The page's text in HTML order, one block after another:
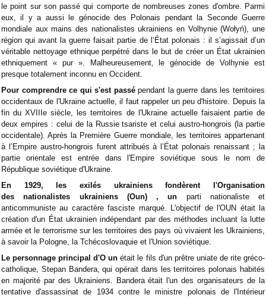
le point sur son passé qui comporte de nombreuses zones d'ombre. Parmi
eux, il y a aussi le génocide des Polonais pendant la Seconde Guerre
mondiale aux mains des nationalistes ukrainiens en Volhynie (Wołyń), une
région qui avant la guerre faisait partie de l’État polonais : il s’agissait d’un
véritable nettoyage ethnique perpétré dans le but de créer un État ukrainien
ethniquement « pur ». Malheureusement, le génocide de Volhynie est
presque totalement inconnu en Occident.
Pour comprendre ce qui s'est passépendant la guerre dans les territoires
occidentaux de l'Ukraine actuelle, il faut rappeler un peu d'histoire. Depuis la
fin du XVIIIe siècle, les territoires de l'Ukraine actuelle faisaient partie de
deux empires : celui de la Russie tsariste et celui austro-hongrois (la partie
occidentale). Après la Première Guerre mondiale, les territoires appartenant
à l’Empire austro-hongrois furent attribués à l’État polonais renaissant ; la
partie orientale est entrée dans l'Empire soviétique sous le nom de
République soviétique d'Ukraine.
En 1929, les exilés ukrainiens fondèrent l'Organisation
desnationalistes ukrainiens (Oun) ,un parti nationaliste et
anticommuniste au caractère fasciste marqué. L'objectif de l'OUN était la
création d'un État ukrainien indépendant par des méthodes incluant la lutte
armée et le terrorisme sur les territoires des pays où vivaient les Ukrainiens,
à savoir la Pologne, la Tchécoslovaquie et l'Union soviétique.
Le personnage principal d'Oun était le fils d'un prêtre uniate de rite gréco-
catholique, Stepan Bandera, qui opérait dans les territoires polonais habités
en majorité par des Ukrainiens. Bandera était l'un des organisateurs de la
tentative d'assassinat de 1934 contre le ministre polonais de l'Intérieur